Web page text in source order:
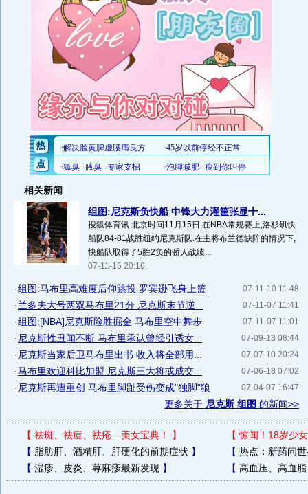
相关新闻
组图:尼克斯负快船 中锋大力灌筐张显十...
搜狐体育讯 北京时间11月15日,在NBA常规赛上,洛杉矶快
船队84-81战胜纽约尼克斯队.在主将布兰德缺阵的情况下,
快船队取得了5胜2负的骄人战绩...
07-11-15 20:16
07-11-10 11:48
·组图:马布里高难度后仰跳投 罗宾逊飞身上篮
07-11-07 11:41
·兰多夫大号两双马布里21分 尼克斯末节逆...
07-11-07 11:01
·组图:[NBA]尼克斯险胜掘金 马布里空中舞步
07-09-13 08:44
· 尼克斯性丑闻不断 马布里承认曾经引诱女...
07-07-10 20:24
· 尼克斯当家后卫马布里出书 收入将全部用...
07-06-18 07:02
·马布里欢迎科比加盟 尼克斯三大将或成交...
07-04-07 16:47
· 尼克斯再遭重创 马布里脚趾受伤变成"独脚"狼
更多关于 尼克斯 组图 的新闻>>
【 祛斑、祛痘、祛疮—美女宝典！ 】 【惊闻！18岁少
【 脂肪肝、酒精肝、肝硬化的前期症状 】 【 热点：新药问
【 湿疹、皮炎、荨麻疹最新发现】 【 高血压、高血